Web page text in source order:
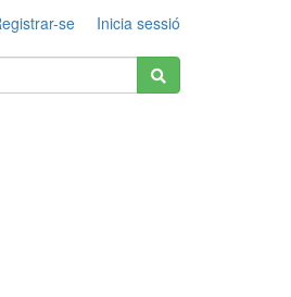
se Inicia sessió